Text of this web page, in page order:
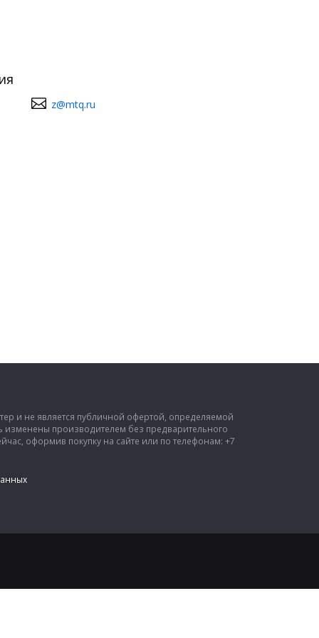
z@mtq.ru
и не является публичной офертой, определяемой
изменены производителем без предварительного
оформив покупку на сайте или по телефонам: +7